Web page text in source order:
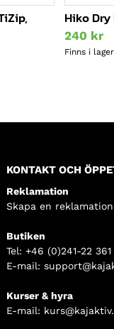
Hiko
240 kr
Finns i lager
KONTAKT OCH
Reklamation
Skapa en
Butiken
Tel: +46 (0)241-22 361
E-mail:
Kurser & hyra
E-mail: